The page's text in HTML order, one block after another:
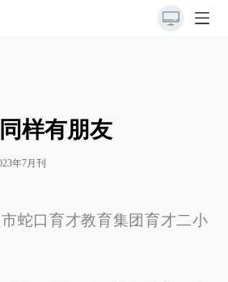
样有朋友
年7月刊
蛇口育才教育集团育才二小